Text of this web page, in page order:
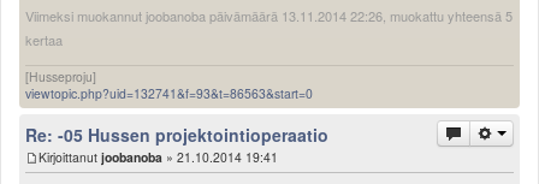
Viimeksi muokannut joobanoba päivämäärä 13.11.2014 22:26, muokattu yhteensä 5
kertaa
[Husseproju]
viewtopic.php?uid=132741&f=93&t=86563&start=0
Re: -05 Hussen projektointioperaatio
Kirjoittanut joobanoba » 21.10.2014 19:41